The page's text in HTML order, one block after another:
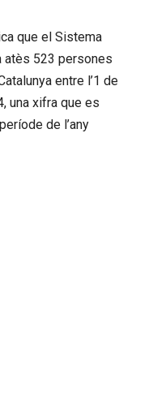
que el Sistema
atès 523 persones
entre l’1 de
una xifra que es
de l’any